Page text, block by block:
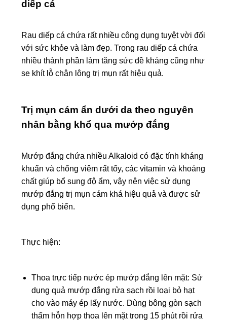
diếp cá
Rau diếp cá chứa rất nhiều công dụng tuyệt vời đối
với sức khỏe và làm đẹp. Trong rau diếp cá chứa
nhiều thành phần làm tăng sức đề kháng cũng như
se khít lỗ chân lông trị mụn rất hiệu quả.
Trị mụn cám ẩn dưới da theo nguyên
nhân bằng khổ qua mướp đắng
Mướp đắng chứa nhiều Alkaloid có đặc tính kháng
khuẩn và chống viêm rất tốy, các vitamin và khoáng
chất giúp bổ sung độ ẩm, vậy nên việc sử dụng
mướp đắng trị mụn cám khá hiệu quả và được sử
dụng phổ biến.
Thực hiện:
Thoa trực tiếp nước ép mướp đắng lên mặt: Sử
dụng quả mướp đắng rửa sạch rồi loại bỏ hạt
cho vào máy ép lấy nước. Dùng bông gòn sạch
thấm hỗn hợp thoa lên mặt trong 15 phút rồi rửa